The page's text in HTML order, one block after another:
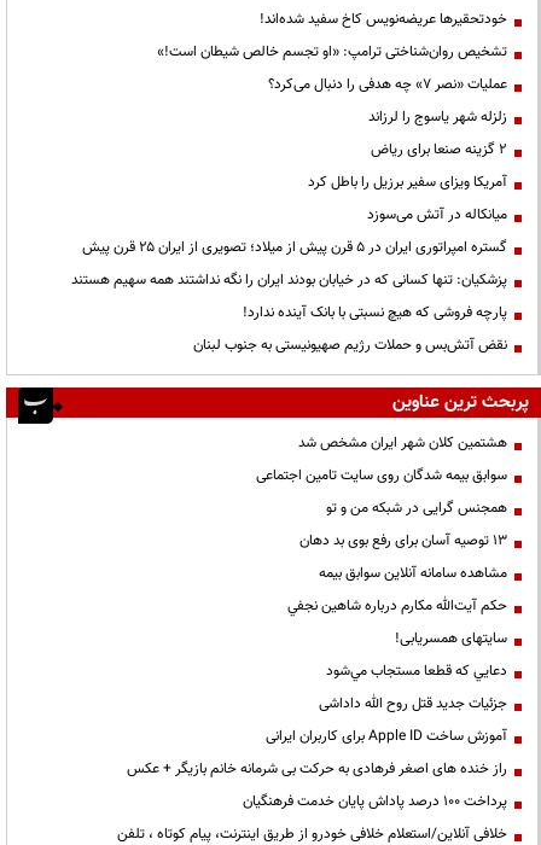
خودتحقیرها عریضه‌نویس کاخ سفید شده‌اند!
تشخیص روان‌شناختی ترامپ: «او تجسم خالص شیطان است!»
عملیات «نصر ۷» چه هدفی را دنبال می‌کرد؟
زلزله شهر یاسوج را لرزاند
۲ گزینه صنعا برای ریاض
آمریکا ویزای سفیر برزیل را باطل کرد
میانکاله در آتش می‌سوزد
گستره امپراتوری ایران در ۵ قرن پیش از میلاد؛ تصویری از ایران ۲۵ قرن پیش
پزشکیان: تنها کسانی که در خیابان بودند ایران را نگه نداشتند همه سهیم هستند
پارچه فروشی که هیچ نسبتی با بانک آینده ندارد!
نقض آتش‌بس و حملات رژیم صهیونیستی به جنوب لبنان
پربحث ترین عناوین
هشتمین کلان شهر ایران مشخص شد
سوابق بیمه شدگان روی سایت تامین اجتماعی
همجنس گرایی در شبکه من و تو
13 توصیه آسان برای رفع بوی بد دهان
مشاهده سامانه آنلاين سوابق بیمه
حكم آيت‌الله مكارم درباره شاهين نجفي
سایتهای همسریابی!
دعايي كه قطعا مستجاب مي‌شود
جزئیات جدید قتل روح الله داداشی
آموزش ساخت Apple ID برای کاربران ایرانی
راز خنده های اصغر فرهادی به حرکت بی شرمانه خانم بازیگر + عکس
پرداخت ۱۰۰ درصد پاداش پایان خدمت فرهنگیان
خلافی آنلاین/استعلام خلافی خودرو از طریق اینترنت، پیام کوتاه ، تلفن